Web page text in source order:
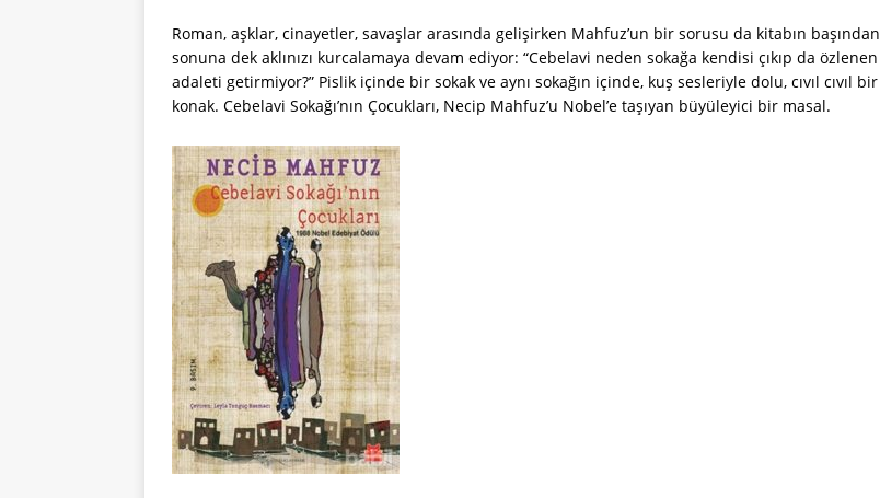
Roman, aşklar, cinayetler, savaşlar arasında gelişirken Mahfuz’un bir sorusu da kitabın başından
sonuna dek aklınızı kurcalamaya devam ediyor: “Cebelavi neden sokağa kendisi çıkıp da özlenen
adaleti getirmiyor?” Pislik içinde bir sokak ve aynı sokağın içinde, kuş sesleriyle dolu, cıvıl cıvıl bir
konak. Cebelavi Sokağı’nın Çocukları, Necip Mahfuz’u Nobel’e taşıyan büyüleyici bir masal.